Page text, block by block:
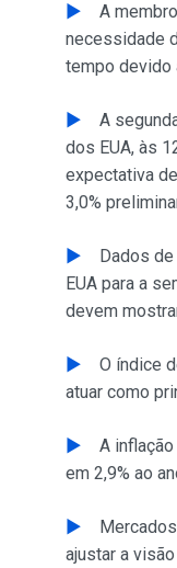
A
necessidade
tempo devido
A
dos EUA, às
expectativa
3,0%
Dados
EUA para a
devem
O índice
atuar como
A
em 2,9% ao
ajustar a